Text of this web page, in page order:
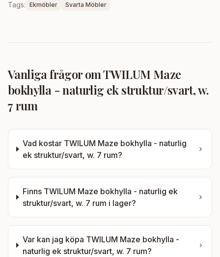
Tags: Ekmöbler Svarta Möbler
Vanliga frågor omTWILUM Maze
bokhylla - naturlig ek struktur/svart, w.
7 rum
Vad kostar TWILUM Maze bokhylla - naturlig
ek struktur/svart, w. 7 rum?
Finns TWILUM Maze bokhylla - naturlig ek
struktur/svart, w. 7 rum i lager?
Var kan jag köpa TWILUM Maze bokhylla -
naturlig ek struktur/svart, w. 7 rum?